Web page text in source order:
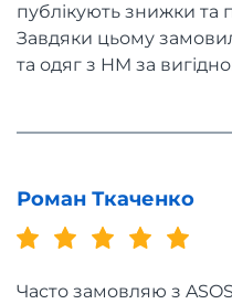
публікують знижки та
Завдяки цьому
та одяг з HM за
Роман Ткаченко
Часто замовляю з